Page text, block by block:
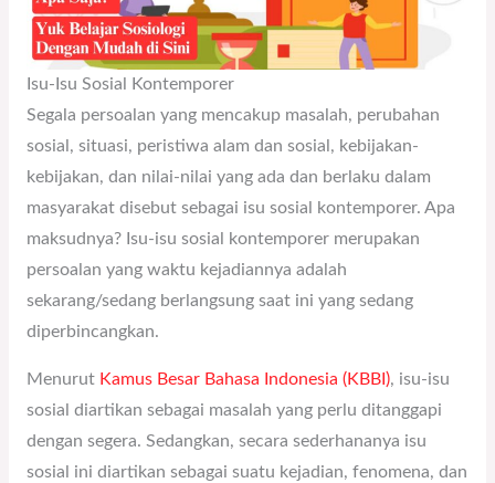
Isu-Isu Sosial Kontemporer
Segala persoalan yang mencakup masalah, perubahan
sosial, situasi, peristiwa alam dan sosial, kebijakan-
kebijakan, dan nilai-nilai yang ada dan berlaku dalam
masyarakat disebut sebagai isu sosial kontemporer. Apa
maksudnya? Isu-isu sosial kontemporer merupakan
persoalan yang waktu kejadiannya adalah
sekarang/sedang berlangsung saat ini yang sedang
diperbincangkan.
Menurut Kamus Besar Bahasa Indonesia (KBBI), isu-isu
sosial diartikan sebagai masalah yang perlu ditanggapi
dengan segera. Sedangkan, secara sederhananya isu
sosial ini diartikan sebagai suatu kejadian, fenomena, dan